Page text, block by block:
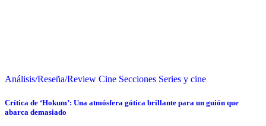
Análisis/Reseña/Review Cine Secciones Series y cine
Crítica de ‘Hokum’: Una atmósfera gótica brillante para un guión que
abarca demasiado